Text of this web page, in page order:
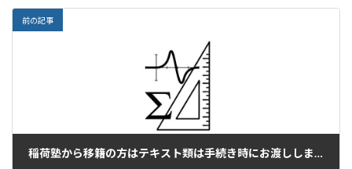
前の記事
稲荷塾から移籍の方はテキスト類は手続き時にお渡しします。